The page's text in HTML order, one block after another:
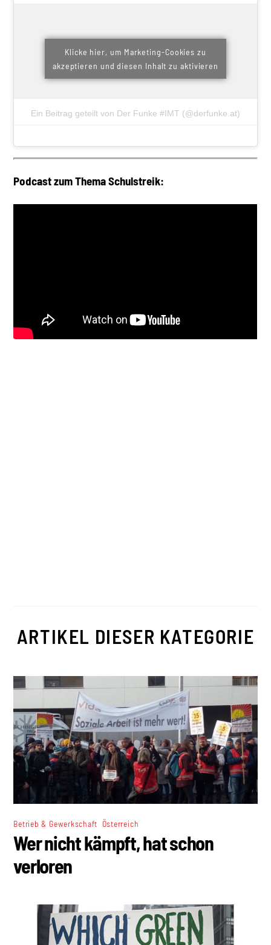
Ein Beitrag geteilt von Der Funke #IMT (@derfunke.at)
Klicke hier, um Marketing-Cookies zu
akzeptieren und diesen Inhalt zu aktivieren
Podcast zum Thema Schulstreik:
ARTIKEL DIESER KATEGORIE
Betrieb & Gewerkschaft Österreich
Wer nicht kämpft, hat schon
verloren